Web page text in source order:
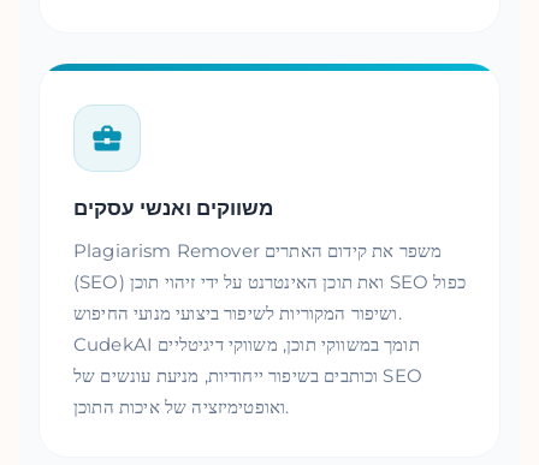
משווקים ואנשי עסקים
Plagiarism Remover משפר את קידום האתרים
(SEO) ואת תוכן האינטרנט על ידי זיהוי תוכן SEO כפול
ושיפור המקוריות לשיפור ביצועי מנועי החיפוש.
CudekAI תומך במשווקי תוכן, משווקי דיגיטליים
וכותבים בשיפור ייחודיות, מניעת עונשים של SEO
ואופטימיזציה של איכות התוכן.